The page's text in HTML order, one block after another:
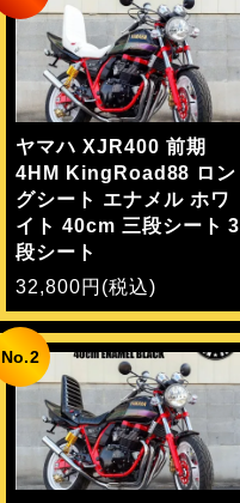
ヤマハ XJR400 前期
4HM KingRoad88 ロン
グシート エナメル ホワ
イト 40cm 三段シート 3
段シート
32,800円(税込)
No.2